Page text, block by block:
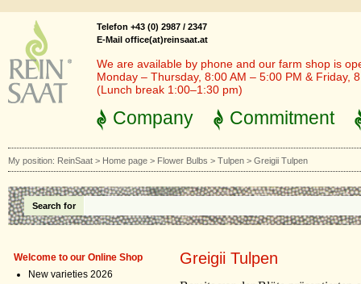
Telefon +43 (0) 2987 / 2347
E-Mail office(at)reinsaat.at
We are available by phone and our farm shop is
Monday – Thursday, 8:00 AM – 5:00 PM & Friday,
(Lunch break 1:00–1:30 pm)
Company Commitment
My position: ReinSaat > Home page > Flower Bulbs > Tulpen > Greigii Tulpen
Search for
Welcome to our Online Shop
New varieties 2026
Greigii Tulpen